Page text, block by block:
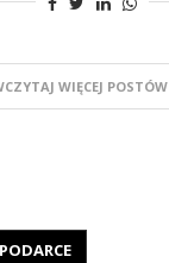
WIĘCEJ POSTÓW